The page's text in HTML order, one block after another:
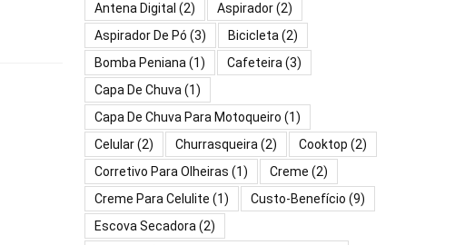
Antena Digital (2) Aspirador(2)
Aspirador De Pó (3) Bicicleta (2)
Bomba Peniana (1) Cafeteira (3)
Capa De Chuva (1)
Capa De Chuva Para Motoqueiro (1)
Celular(2) Churrasqueira (2) Cooktop (2)
Corretivo Para Olheiras (1) Creme (2)
Creme Para Celulite (1) Custo-Benefício (9)
Escova Secadora (2)